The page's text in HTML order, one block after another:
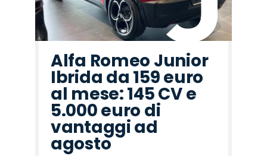
Alfa Romeo Junior
Ibrida da 159 euro
al mese: 145 CV e
5.000 euro di
vantaggi ad
agosto